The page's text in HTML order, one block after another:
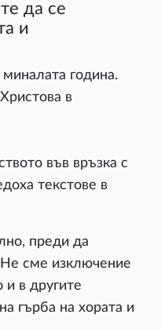
да се
и
година.
в
във връзка с
текстове в
преди да
Не сме изключение
и в другите
гърба на хората и